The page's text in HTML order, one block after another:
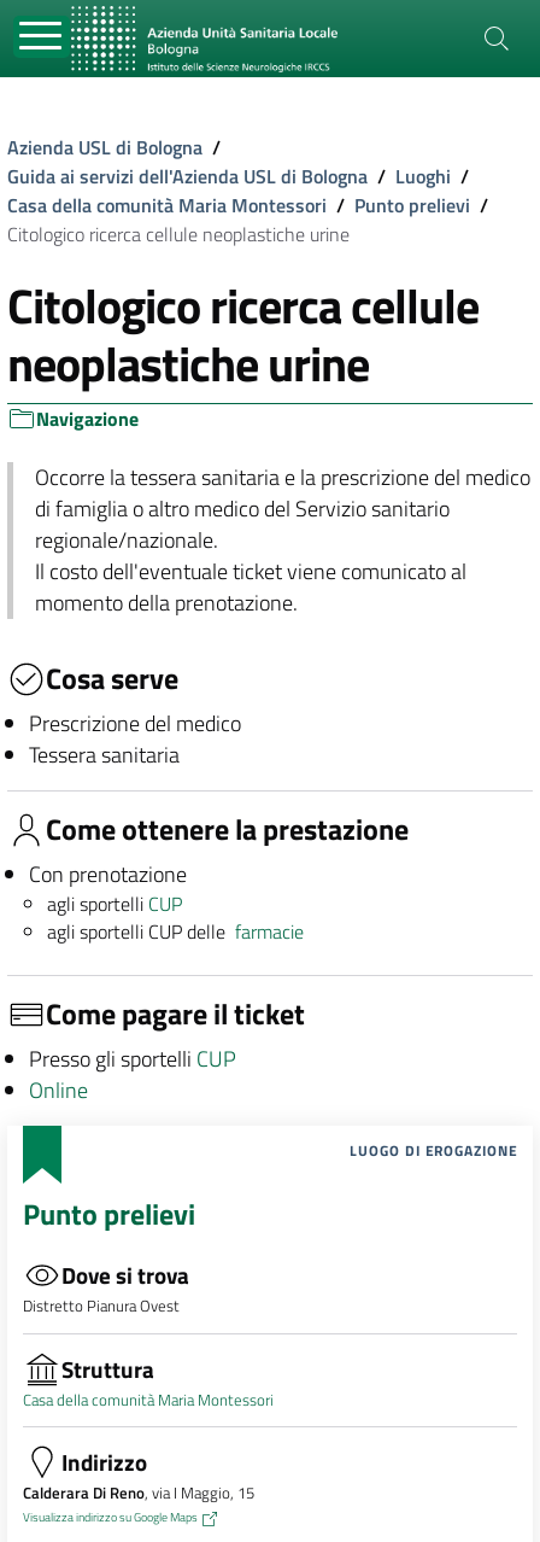
Azienda USL di Bologna /
Guida ai servizi dell'Azienda USL di Bologna / Luoghi /
Casa della comunità Maria Montessori / Punto prelievi /
Citologico ricerca cellule neoplastiche urine
Citologico ricerca cellule
neoplastiche urine
Navigazione
Occorre la tessera sanitaria e la prescrizione del medico
di famiglia o altro medico del Servizio sanitario
regionale/nazionale.
Il costo dell'eventuale ticket viene comunicato al
momento della prenotazione.
Cosa serve
Prescrizione del medico
Tessera sanitaria
Come ottenere la prestazione
Con prenotazione
agli sportelli CUP
agli sportelli CUP dellefarmacie
Come pagare il ticket
Presso gli sportelli CUP
Online
LUOGO DI EROGAZIONE
Punto prelievi
Dove si trova
Distretto Pianura Ovest
Struttura
Casa della comunità Maria Montessori
Indirizzo
Calderara Di Reno, via I Maggio, 15
Visualizza indirizzo su Google Maps